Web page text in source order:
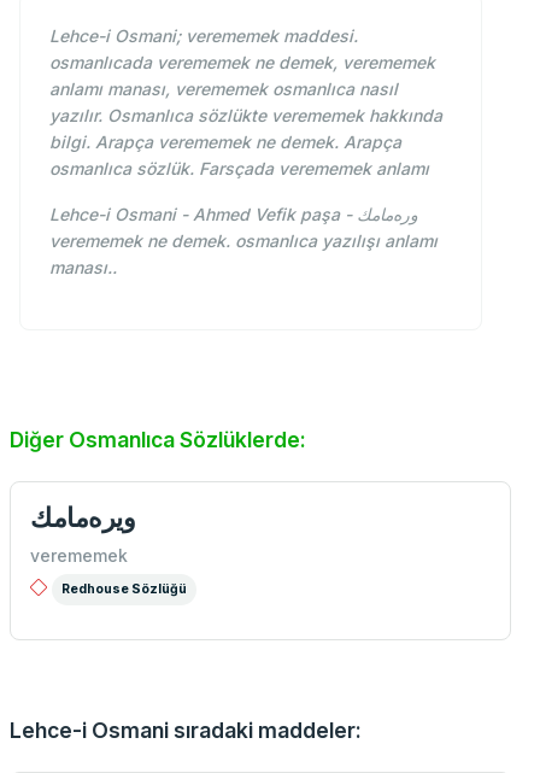
Lehce-i Osmani; verememek maddesi.
osmanlıcada verememek ne demek, verememek
anlamı manası, verememek osmanlıca nasıl
yazılır. Osmanlıca sözlükte verememek hakkında
bilgi. Arapça verememek ne demek. Arapça
osmanlıca sözlük. Farsçada verememek anlamı
Lehce-i Osmani - Ahmed Vefik paşa - وره‌مامك
verememek ne demek. osmanlıca yazılışı anlamı
manası..
Diğer Osmanlıca Sözlüklerde:
ویره‌مامك
verememek
Redhouse Sözlüğü
Lehce-i Osmani sıradaki maddeler: